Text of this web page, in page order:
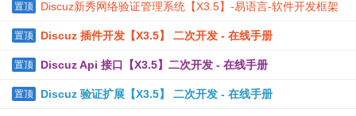
置顶 Discuz新秀网络验证管理系统【X3.5】-易语言-软件开发框架
置顶 Discuz 插件开发【X3.5】 二次开发 - 在线手册
置顶 Discuz Api 接口【X3.5】二次开发 - 在线手册
置顶 Discuz 验证扩展【X3.5】 二次开发 - 在线手册